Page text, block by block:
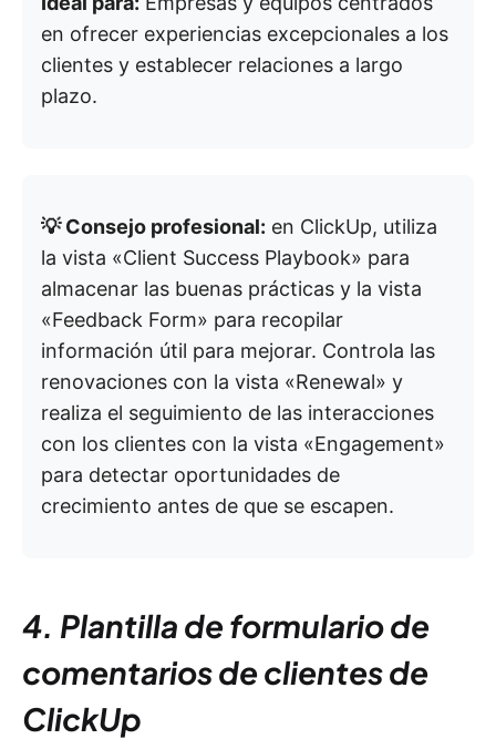
en ofrecer experiencias excepcionales a los
clientes y establecer relaciones a largo
plazo.
💡 Consejo profesional: en ClickUp, utiliza
la vista «Client Success Playbook» para
almacenar las buenas prácticas y la vista
«Feedback Form» para recopilar
información útil para mejorar. Controla las
renovaciones con la vista «Renewal» y
realiza el seguimiento de las interacciones
con los clientes con la vista «Engagement»
para detectar oportunidades de
crecimiento antes de que se escapen.
4. Plantilla de formulario de
comentarios de clientes de
ClickUp